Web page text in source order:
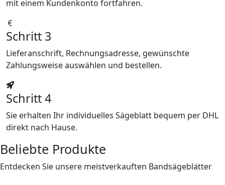
mit einem Kundenkonto fortfahren.
Schritt 3
Lieferanschrift, Rechnungsadresse, gewünschte
Zahlungsweise auswählen und bestellen.
Schritt 4
Sie erhalten Ihr individuelles Sägeblatt bequem per DHL
direkt nach Hause.
Beliebte Produkte
Entdecken Sie unsere meistverkauften Bandsägeblätter